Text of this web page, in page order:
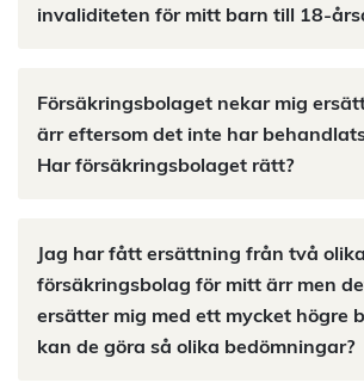
invaliditeten för mitt barn till 18-
Försäkringsbolaget nekar mig
ärr eftersom det inte har
Har försäkringsbolaget rätt?
Jag har fått ersättning från två olika
försäkringsbolag för mitt ärr men
ersätter mig med ett mycket högre
kan de göra så olika bedömningar?